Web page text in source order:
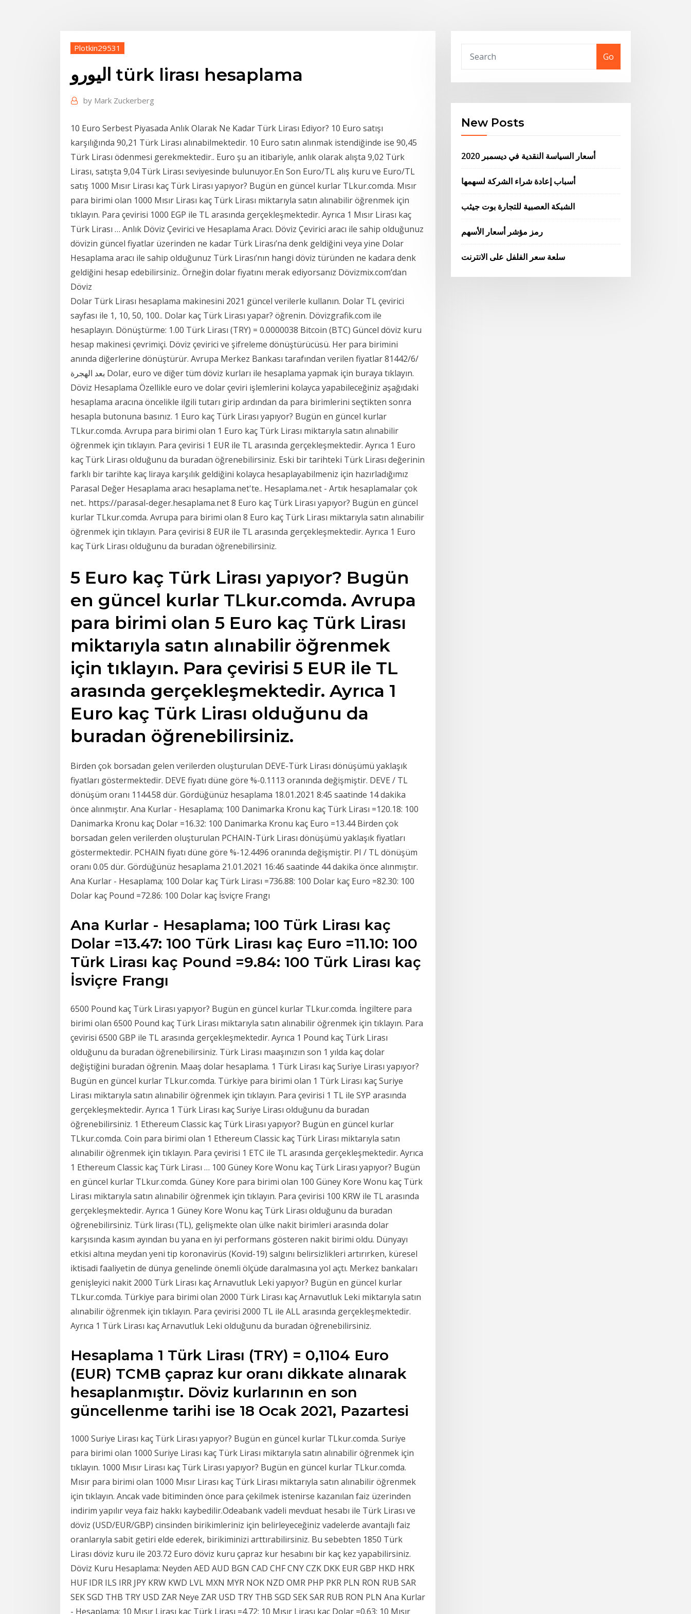
Plotkin29531
اليورو türk lirası hesaplama
by Mark Zuckerberg
10 Euro Serbest Piyasada Anlık Olarak Ne Kadar Türk Lirası Ediyor? 10 Euro satışı
karşılığında 90,21 Türk Lirası alınabilmektedir. 10 Euro satın alınmak istendiğinde ise 90,45
Türk Lirası ödenmesi gerekmektedir.. Euro şu an itibariyle, anlık olarak alışta 9,02 Türk
Lirası, satışta 9,04 Türk Lirası seviyesinde bulunuyor.En Son Euro/TL alış kuru ve Euro/TL
satış 1000 Mısır Lirası kaç Türk Lirası yapıyor? Bugün en güncel kurlar TLkur.comda. Mısır
para birimi olan 1000 Mısır Lirası kaç Türk Lirası miktarıyla satın alınabilir öğrenmek için
tıklayın. Para çevirisi 1000 EGP ile TL arasında gerçekleşmektedir. Ayrıca 1 Mısır Lirası kaç
Türk Lirası … Anlık Döviz Çevirici ve Hesaplama Aracı. Döviz Çevirici aracı ile sahip olduğunuz
dövizin güncel fiyatlar üzerinden ne kadar Türk Lirası’na denk geldiğini veya yine Dolar
Hesaplama aracı ile sahip olduğunuz Türk Lirası’nın hangi döviz türünden ne kadara denk
geldiğini hesap edebilirsiniz.. Örneğin dolar fiyatını merak ediyorsanız Dövizmix.com’dan
Döviz
Dolar Türk Lirası hesaplama makinesini 2021 güncel verilerle kullanın. Dolar TL çevirici
sayfası ile 1, 10, 50, 100.. Dolar kaç Türk Lirası yapar? öğrenin. Dövizgrafik.com ile
hesaplayın. Dönüştürme: 1.00 Türk Lirası (TRY) = 0.0000038 Bitcoin (BTC) Güncel döviz kuru
hesap makinesi çevrimiçi. Döviz çevirici ve şifreleme dönüştürücüsü. Her para birimini
anında diğerlerine dönüştürür. Avrupa Merkez Bankası tarafından verilen fiyatlar 8‏‏/6‏‏/1442
بعد الهجرة Dolar, euro ve diğer tüm döviz kurları ile hesaplama yapmak için buraya tıklayın.
Döviz Hesaplama Özellikle euro ve dolar çeviri işlemlerini kolayca yapabileceğiniz aşağıdaki
hesaplama aracına öncelikle ilgili tutarı girip ardından da para birimlerini seçtikten sonra
hesapla butonuna basınız. 1 Euro kaç Türk Lirası yapıyor? Bugün en güncel kurlar
TLkur.comda. Avrupa para birimi olan 1 Euro kaç Türk Lirası miktarıyla satın alınabilir
öğrenmek için tıklayın. Para çevirisi 1 EUR ile TL arasında gerçekleşmektedir. Ayrıca 1 Euro
kaç Türk Lirası olduğunu da buradan öğrenebilirsiniz. Eski bir tarihteki Türk Lirası değerinin
farklı bir tarihte kaç liraya karşılık geldiğini kolayca hesaplayabilmeniz için hazırladığımız
Parasal Değer Hesaplama aracı hesaplama.net'te.. Hesaplama.net - Artık hesaplamalar çok
net.. https://parasal-deger.hesaplama.net 8 Euro kaç Türk Lirası yapıyor? Bugün en güncel
kurlar TLkur.comda. Avrupa para birimi olan 8 Euro kaç Türk Lirası miktarıyla satın alınabilir
öğrenmek için tıklayın. Para çevirisi 8 EUR ile TL arasında gerçekleşmektedir. Ayrıca 1 Euro
kaç Türk Lirası olduğunu da buradan öğrenebilirsiniz.
5 Euro kaç Türk Lirası yapıyor? Bugün
en güncel kurlar TLkur.comda. Avrupa
para birimi olan 5 Euro kaç Türk Lirası
miktarıyla satın alınabilir öğrenmek
için tıklayın. Para çevirisi 5 EUR ile TL
arasında gerçekleşmektedir. Ayrıca 1
Euro kaç Türk Lirası olduğunu da
buradan öğrenebilirsiniz.
Birden çok borsadan gelen verilerden oluşturulan DEVE-Türk Lirası dönüşümü yaklaşık
fiyatları göstermektedir. DEVE fiyatı düne göre %-0.1113 oranında değişmiştir. DEVE / TL
dönüşüm oranı 1144.58 dür. Gördüğünüz hesaplama 18.01.2021 8:45 saatinde 14 dakika
önce alınmıştır. Ana Kurlar - Hesaplama; 100 Danimarka Kronu kaç Türk Lirası =120.18: 100
Danimarka Kronu kaç Dolar =16.32: 100 Danimarka Kronu kaç Euro =13.44 Birden çok
borsadan gelen verilerden oluşturulan PCHAIN-Türk Lirası dönüşümü yaklaşık fiyatları
göstermektedir. PCHAIN fiyatı düne göre %-12.4496 oranında değişmiştir. PI / TL dönüşüm
oranı 0.05 dür. Gördüğünüz hesaplama 21.01.2021 16:46 saatinde 44 dakika önce alınmıştır.
Ana Kurlar - Hesaplama; 100 Dolar kaç Türk Lirası =736.88: 100 Dolar kaç Euro =82.30: 100
Dolar kaç Pound =72.86: 100 Dolar kaç İsviçre Frangı
Ana Kurlar - Hesaplama; 100 Türk Lirası kaç
Dolar =13.47: 100 Türk Lirası kaç Euro =11.10: 100
Türk Lirası kaç Pound =9.84: 100 Türk Lirası kaç
İsviçre Frangı
6500 Pound kaç Türk Lirası yapıyor? Bugün en güncel kurlar TLkur.comda. İngiltere para
birimi olan 6500 Pound kaç Türk Lirası miktarıyla satın alınabilir öğrenmek için tıklayın. Para
çevirisi 6500 GBP ile TL arasında gerçekleşmektedir. Ayrıca 1 Pound kaç Türk Lirası
olduğunu da buradan öğrenebilirsiniz. Türk Lirası maaşınızın son 1 yılda kaç dolar
değiştiğini buradan öğrenin. Maaş dolar hesaplama. 1 Türk Lirası kaç Suriye Lirası yapıyor?
Bugün en güncel kurlar TLkur.comda. Türkiye para birimi olan 1 Türk Lirası kaç Suriye
Lirası miktarıyla satın alınabilir öğrenmek için tıklayın. Para çevirisi 1 TL ile SYP arasında
gerçekleşmektedir. Ayrıca 1 Türk Lirası kaç Suriye Lirası olduğunu da buradan
öğrenebilirsiniz. 1 Ethereum Classic kaç Türk Lirası yapıyor? Bugün en güncel kurlar
TLkur.comda. Coin para birimi olan 1 Ethereum Classic kaç Türk Lirası miktarıyla satın
alınabilir öğrenmek için tıklayın. Para çevirisi 1 ETC ile TL arasında gerçekleşmektedir. Ayrıca
1 Ethereum Classic kaç Türk Lirası … 100 Güney Kore Wonu kaç Türk Lirası yapıyor? Bugün
en güncel kurlar TLkur.comda. Güney Kore para birimi olan 100 Güney Kore Wonu kaç Türk
Lirası miktarıyla satın alınabilir öğrenmek için tıklayın. Para çevirisi 100 KRW ile TL arasında
gerçekleşmektedir. Ayrıca 1 Güney Kore Wonu kaç Türk Lirası olduğunu da buradan
öğrenebilirsiniz. Türk lirası (TL), gelişmekte olan ülke nakit birimleri arasında dolar
karşısında kasım ayından bu yana en iyi performans gösteren nakit birimi oldu. Dünyayı
etkisi altına meydan yeni tip koronavirüs (Kovid-19) salgını belirsizlikleri artırırken, küresel
iktisadi faaliyetin de dünya genelinde önemli ölçüde daralmasına yol açtı. Merkez bankaları
genişleyici nakit 2000 Türk Lirası kaç Arnavutluk Leki yapıyor? Bugün en güncel kurlar
TLkur.comda. Türkiye para birimi olan 2000 Türk Lirası kaç Arnavutluk Leki miktarıyla satın
alınabilir öğrenmek için tıklayın. Para çevirisi 2000 TL ile ALL arasında gerçekleşmektedir.
Ayrıca 1 Türk Lirası kaç Arnavutluk Leki olduğunu da buradan öğrenebilirsiniz.
Hesaplama 1 Türk Lirası (TRY) = 0,1104 Euro
(EUR) TCMB çapraz kur oranı dikkate alınarak
hesaplanmıştır. Döviz kurlarının en son
güncellenme tarihi ise 18 Ocak 2021, Pazartesi
1000 Suriye Lirası kaç Türk Lirası yapıyor? Bugün en güncel kurlar TLkur.comda. Suriye
para birimi olan 1000 Suriye Lirası kaç Türk Lirası miktarıyla satın alınabilir öğrenmek için
tıklayın. 1000 Mısır Lirası kaç Türk Lirası yapıyor? Bugün en güncel kurlar TLkur.comda.
Mısır para birimi olan 1000 Mısır Lirası kaç Türk Lirası miktarıyla satın alınabilir öğrenmek
için tıklayın. Ancak vade bitiminden önce para çekilmek istenirse kazanılan faiz üzerinden
indirim yapılır veya faiz hakkı kaybedilir.Odeabank vadeli mevduat hesabı ile Türk Lirası ve
döviz (USD/EUR/GBP) cinsinden birikimleriniz için belirleyeceğiniz vadelerde avantajlı faiz
oranlarıyla sabit getiri elde ederek, birikiminizi arttırabilirsiniz. Bu sebebten 1850 Türk
Lirası döviz kuru ile 203.72 Euro döviz kuru çapraz kur hesabını bir kaç kez yapabilirsiniz.
Döviz Kuru Hesaplama: Neyden AED AUD BGN CAD CHF CNY CZK DKK EUR GBP HKD HRK
HUF IDR ILS IRR JPY KRW KWD LVL MXN MYR NOK NZD OMR PHP PKR PLN RON RUB SAR
SEK SGD THB TRY USD ZAR Neye ZAR USD TRY THB SGD SEK SAR RUB RON PLN Ana Kurlar
- Hesaplama; 10 Mısır Lirası kaç Türk Lirası =4.72: 10 Mısır Lirası kaç Dolar =0.63: 10 Mısır
Go
New Posts
أسعار السياسة النقدية في ديسمبر 2020
أسباب إعادة شراء الشركة لسهمها
الشبكة العصبية للتجارة بوت جيثب
رمز مؤشر أسعار الأسهم
سلعة سعر الفلفل على الانترنت